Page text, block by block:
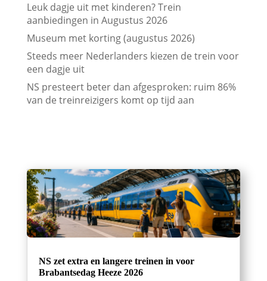
Leuk dagje uit met kinderen? Trein
aanbiedingen in Augustus 2026
Museum met korting (augustus 2026)
Steeds meer Nederlanders kiezen de trein voor
een dagje uit
NS presteert beter dan afgesproken: ruim 86%
van de treinreizigers komt op tijd aan
NS zet extra en langere treinen in voor
Brabantsedag Heeze 2026